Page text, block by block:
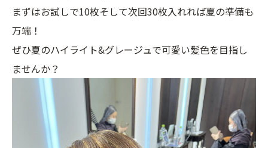
まずはお試しで10枚そして次回30枚入れれば夏の準備も
万端！
ぜひ夏のハイライト&グレージュで可愛い髪色を目指し
ませんか？